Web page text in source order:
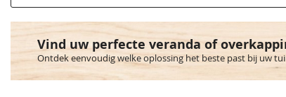
Vind uw perfecte veranda of
Ontdek eenvoudig welke oplossing het beste past bij uw